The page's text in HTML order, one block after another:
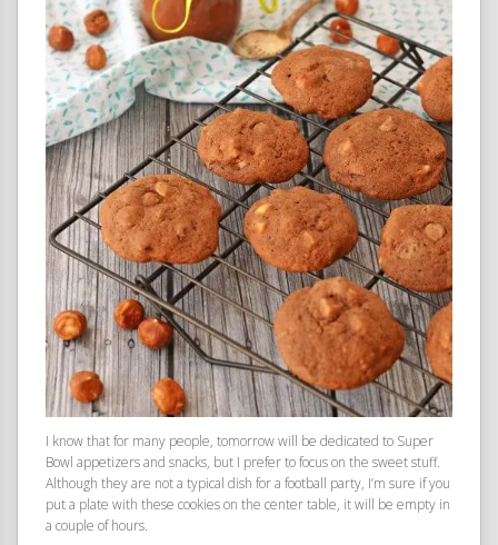
I know that for many people, tomorrow will be dedicated to Super
Bowl appetizers and snacks, but I prefer to focus on the sweet stuff.
Although they are not a typical dish for a football party, I’m sure if you
put a plate with these cookies on the center table, it will be empty in
a couple of hours.